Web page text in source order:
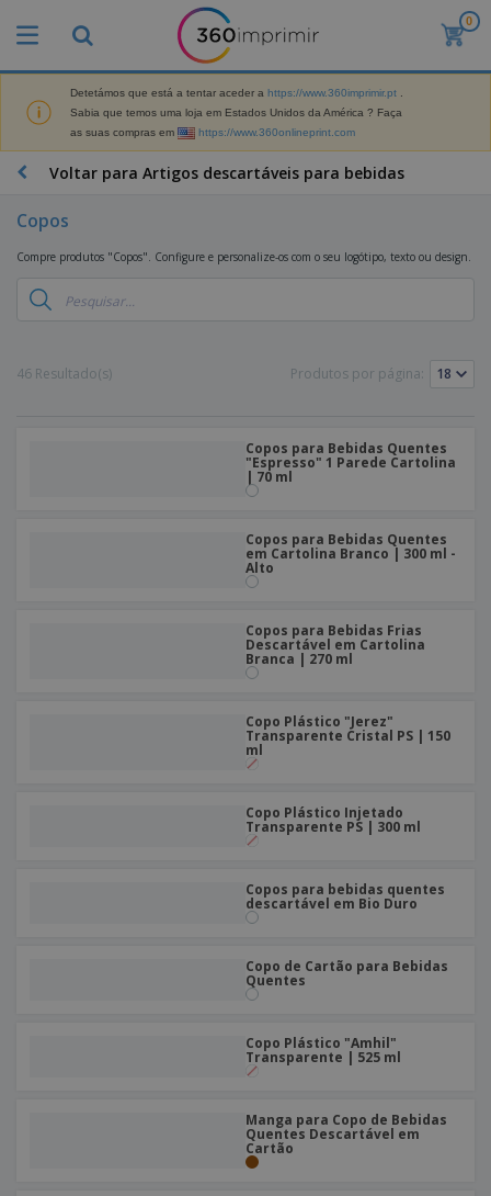
0
Detetámos que está a tentar aceder a https://www.360imprimir.pt
Sabia que temos uma loja em Estados Unidos da América ? Faça
as suas compras em
https://www.360onlineprint.com
Voltar para Artigos descartáveis para bebidas
Copos
Compre produtos "Copos". Configure e personalize-os com o seu logótipo, texto ou design.
46 Resultado(s) Produtos por página:
Copos para Bebidas Quentes
"Espresso" 1 Parede Cartolina
| 70 ml
Copos para Bebidas Quentes
em Cartolina Branco | 300 ml -
Alto
Copos para Bebidas Frias
Descartável em Cartolina
Branca | 270 ml
Copo Plástico "Jerez"
Transparente Cristal PS | 150
ml
Copo Plástico Injetado
Transparente PS | 300 ml
Copos para bebidas quentes
descartável em Bio Duro
Copo de Cartão para Bebidas
Quentes
Copo Plástico "Amhil"
Transparente | 525 ml
Manga para Copo de Bebidas
Quentes Descartável em
Cartão